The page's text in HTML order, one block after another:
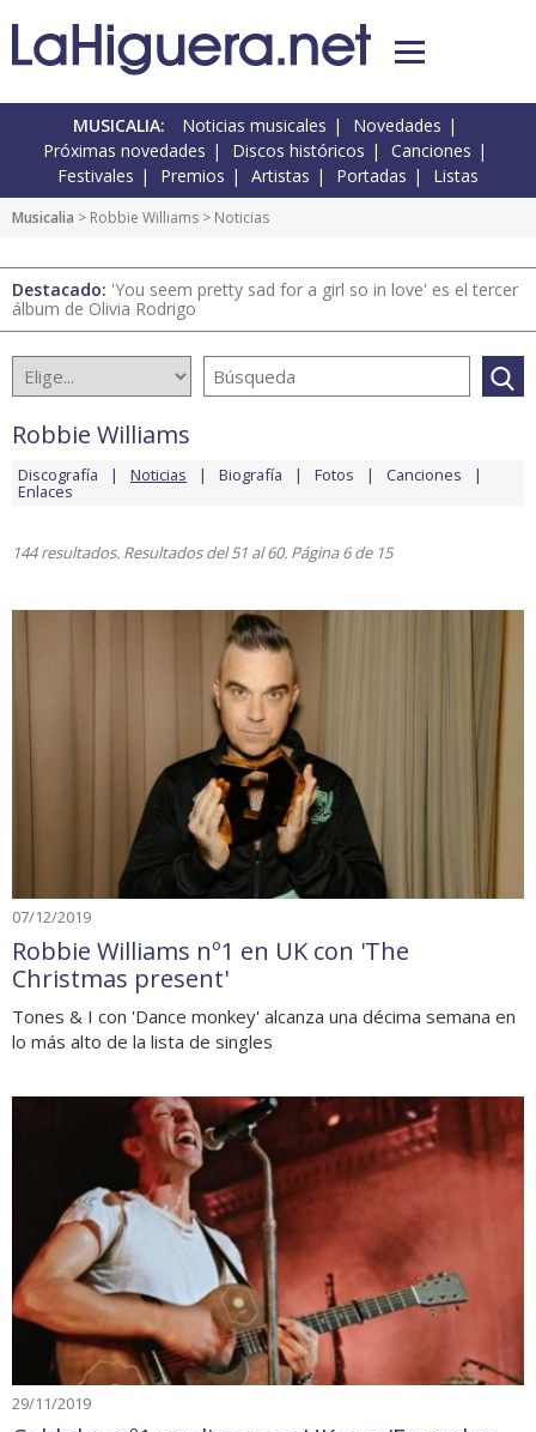
MUSICALIA: Noticias musicales
Novedades
Próximas novedades
Discos históricos
Canciones
Festivales
Premios Artistas Portadas Listas
Musicalia > Robbie Williams > Noticias
Destacado: 'You seem pretty sad for a girl so in love' es el tercer
álbum de Olivia Rodrigo
Robbie Williams
Discografía Noticias Biografía Fotos Canciones
Enlaces
144 resultados. Resultados del 51 al 60. Página 6 de 15
07/12/2019
Robbie Williams nº1 en UK con 'The
Christmas present'
Tones & I con 'Dance monkey' alcanza una décima semana en
lo más alto de la lista de singles
29/11/2019